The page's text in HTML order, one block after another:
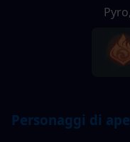
Personaggi di